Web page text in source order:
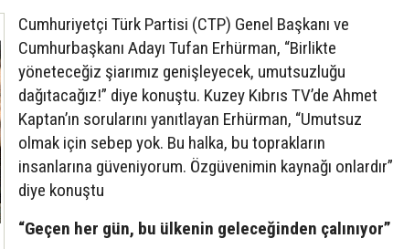
Cumhuriyetçi Türk Partisi (CTP) Genel Başkanı ve
Cumhurbaşkanı Adayı Tufan Erhürman, “Birlikte
yöneteceğiz şiarımız genişleyecek, umutsuzluğu
dağıtacağız!” diye konuştu. Kuzey Kıbrıs TV’de Ahmet
Kaptan’ın sorularını yanıtlayan Erhürman, “Umutsuz
olmak için sebep yok. Bu halka, bu toprakların
insanlarına güveniyorum. Özgüvenimin kaynağı onlardır”
diye konuştu
“Geçen her gün, bu ülkenin geleceğinden çalınıyor”